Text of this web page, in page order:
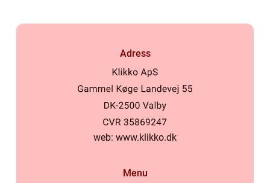
Adress
web: www.klikko.dk
Menu